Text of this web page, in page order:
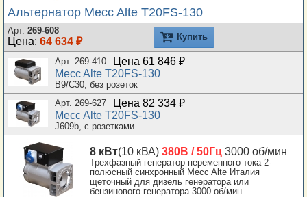
Альтернатор Mecc Alte T20FS-130
Арт. 269-608
Цена: 64 634 ₽ Купить
Арт. 269-410
Цена 61 846 ₽
Mecc Alte T20FS-130
B9/C30, без розеток
Арт. 269-627
Цена 82 334 ₽
Mecc Alte T20FS-130
J609b, с розетками
8 кВт(10 кВА) 380В / 50Гц 3000 об/мин
Трехфазный генератор переменного тока 2-
полюсный синхронный Mecc Alte Италия
щеточный для дизель генератора или
бензинового генератора 3000 об/мин.